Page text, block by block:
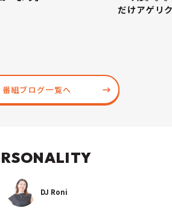
だけアゲリ
番組ブログ一覧へ
DJ Roni